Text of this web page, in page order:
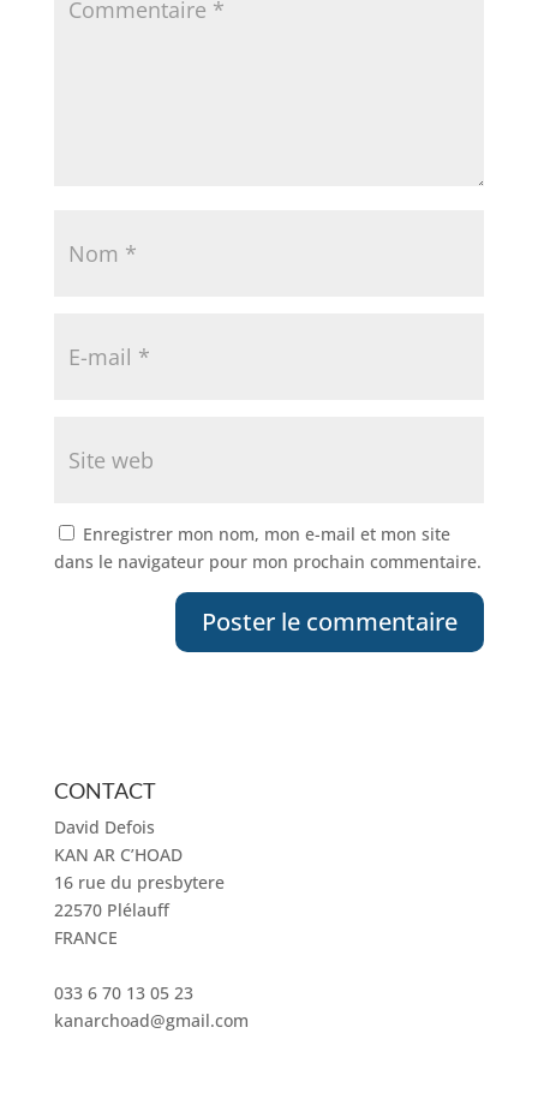
Enregistrer mon nom, mon e-mail et mon site
dans le navigateur pour mon prochain commentaire.
CONTACT
David Defois
KAN AR C’HOAD
16 rue du presbytere
22570 Plélauff
FRANCE
033 6 70 13 05 23
kanarchoad@gmail.com